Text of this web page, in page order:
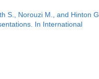
S., Norouzi M., and Hinton G.
In International